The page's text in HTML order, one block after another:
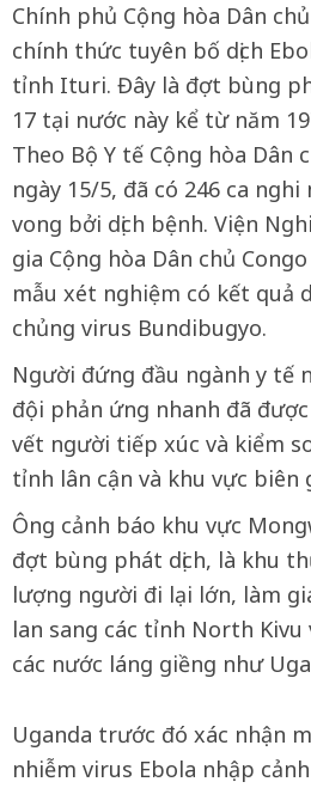
Chính phủ Cộng hòa Dân
chính thức tuyên bố dịch
tỉnh Ituri. Đây là đợt bùng
17 tại nước này kể từ năm
Theo Bộ Y tế Cộng hòa Dân
ngày 15/5, đã có 246 ca
vong bởi dịch bệnh. Viện
gia Cộng hòa Dân chủ
mẫu xét nghiệm có kết quả
chủng virus Bundibugyo.
Người đứng đầu ngành y tế
đội phản ứng nhanh đã
vết người tiếp xúc và kiểm
tỉnh lân cận và khu vực biên
Ông cảnh báo khu vực
đợt bùng phát dịch, là khu
lượng người đi lại lớn, làm
lan sang các tỉnh North
các nước láng giềng như
Uganda trước đó xác nhận
nhiễm virus Ebola nhập